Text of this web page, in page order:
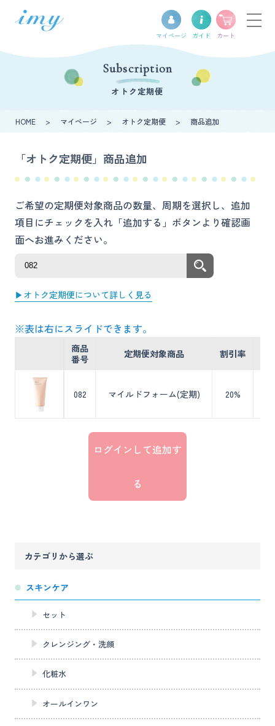
Subscription
オトク定期便
HOME > マイページ > オトク定期便 > 商品追加
「オトク定期便」商品追加
ご希望の定期便対象商品の数量、周期を選択し、追加
項目にチェックを入れ「追加する」ボタンより確認画
面へお進みください。
▶オトク定期便について詳しく見る
※表は右にスライドできます。
商品
番号
定期便対象商品 割引率
082 マイルドフォーム(定期) 20%
ログインして追加す
る
カテゴリから選ぶ
スキンケア
セット
クレンジング・洗顔
化粧水
オールインワン
マイ ページ ガイド カート